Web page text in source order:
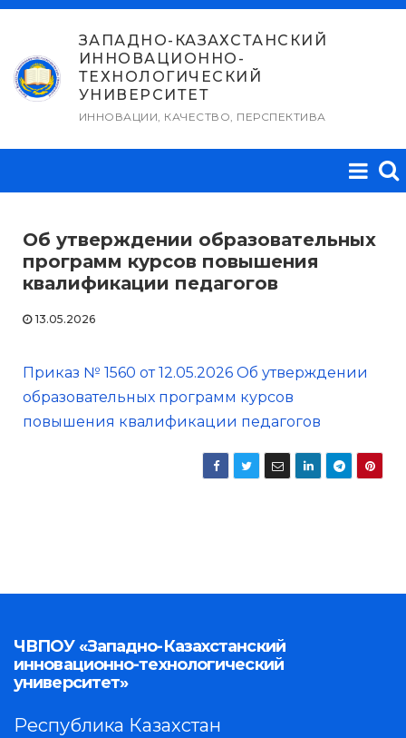
Перейти
содержимому
ЗАПАДНО-КАЗАХСТАНСКИЙ
ИННОВАЦИОННО-
ТЕХНОЛОГИЧЕСКИЙ
УНИВЕРСИТЕТ
ИННОВАЦИИ, КАЧЕСТВО, ПЕРСПЕКТИВА
Об утверждении образовательных
программ курсов повышения
квалификации педагогов
13.05.2026
Приказ № 1560 от 12.05.2026 Об утверждении
образовательных программ курсов
повышения квалификации педагогов
ЧВПОУ «Западно-Казахстанский
инновационно-технологический
университет»
Республика Казахстан